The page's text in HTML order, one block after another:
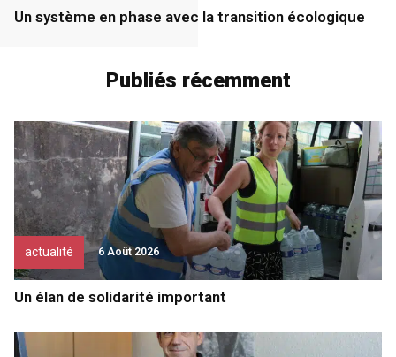
Un système en phase avec la transition écologique
Publiés récemment
actualité 6 Août 2026
Un élan de solidarité important